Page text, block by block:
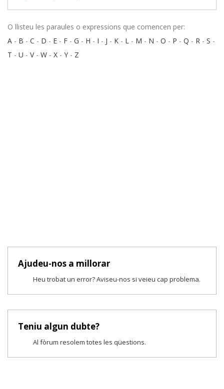
O llisteu les paraules o expressions que comencen per:
A - B - C - D - E - F - G - H - I - J - K - L - M - N - O - P - Q - R - S -
T - U - V- W - X - Y - Z
Ajudeu-nos a millorar
Heu trobat un error? Aviseu-nos si veieu cap problema.
Teniu algun dubte?
Al fòrum resolem totes les qüestions.